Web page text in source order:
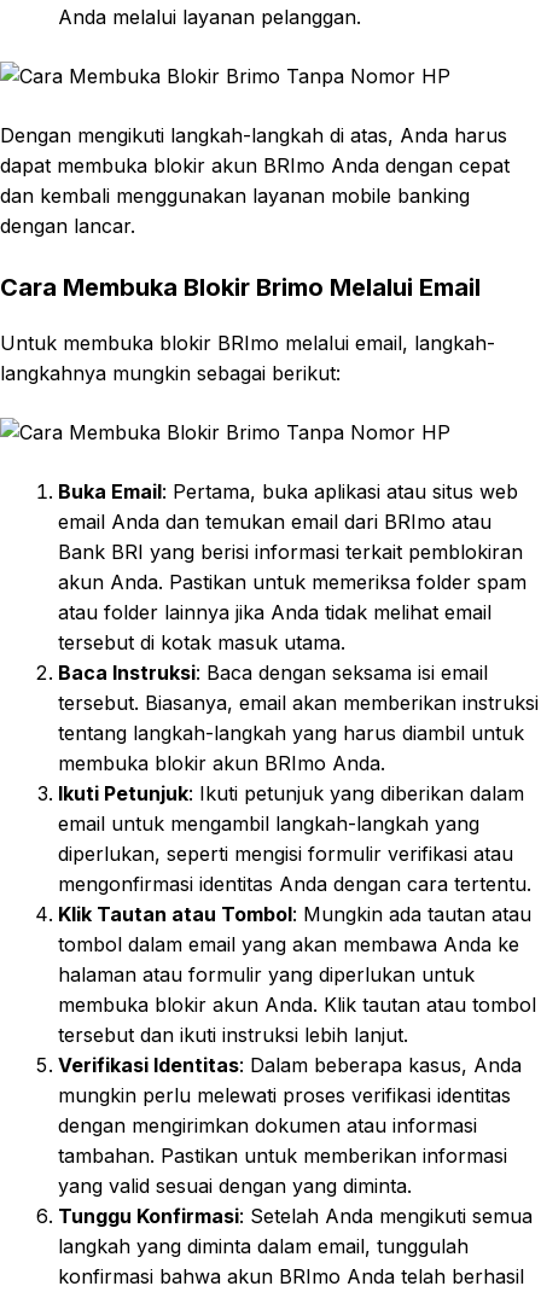
Anda melalui layanan pelanggan.
Dengan mengikuti langkah-langkah di atas, Anda harus
dapat membuka blokir akun BRImo Anda dengan cepat
dan kembali menggunakan layanan mobile banking
dengan lancar.
Cara Membuka Blokir Brimo Melalui Email
Untuk membuka blokir BRImo melalui email, langkah-
langkahnya mungkin sebagai berikut:
Buka Email: Pertama, buka aplikasi atau situs web
email Anda dan temukan email dari BRImo atau
Bank BRI yang berisi informasi terkait pemblokiran
akun Anda. Pastikan untuk memeriksa folder spam
atau folder lainnya jika Anda tidak melihat email
tersebut di kotak masuk utama.
Baca Instruksi: Baca dengan seksama isi email
tersebut. Biasanya, email akan memberikan instruksi
tentang langkah-langkah yang harus diambil untuk
membuka blokir akun BRImo Anda.
Ikuti Petunjuk: Ikuti petunjuk yang diberikan dalam
email untuk mengambil langkah-langkah yang
diperlukan, seperti mengisi formulir verifikasi atau
mengonfirmasi identitas Anda dengan cara tertentu.
Klik Tautan atau Tombol: Mungkin ada tautan atau
tombol dalam email yang akan membawa Anda ke
halaman atau formulir yang diperlukan untuk
membuka blokir akun Anda. Klik tautan atau tombol
tersebut dan ikuti instruksi lebih lanjut.
Verifikasi Identitas: Dalam beberapa kasus, Anda
mungkin perlu melewati proses verifikasi identitas
dengan mengirimkan dokumen atau informasi
tambahan. Pastikan untuk memberikan informasi
yang valid sesuai dengan yang diminta.
Tunggu Konfirmasi: Setelah Anda mengikuti semua
langkah yang diminta dalam email, tunggulah
konfirmasi bahwa akun BRImo Anda telah berhasil